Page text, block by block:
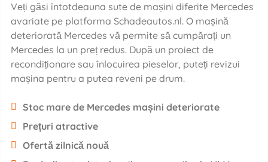
Veți găsi întotdeauna sute de mașini diferite Mercedes
avariate pe platforma Schadeautos.nl. O mașină
deteriorată Mercedes vă permite să cumpărați un
Mercedes la un preț redus. După un proiect de
recondiționare sau înlocuirea pieselor, puteți revizui
mașina pentru a putea reveni pe drum.
Stoc mare de Mercedes mașini deteriorate
Prețuri atractive
Ofertă zilnică nouă